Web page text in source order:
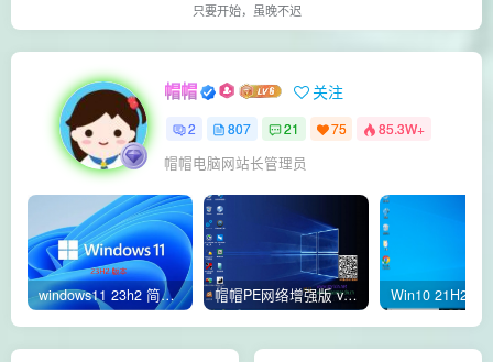
只要开始，虽晚不迟
帽帽 关注
2 807 21 75 85.3W+
帽帽电脑网站长管理员
windows11 23h2 简体中文版64位 正式版 帽帽PE网络增强版 v2.4版本